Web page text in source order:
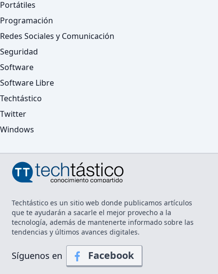
Portátiles
Programación
Redes Sociales y Comunicación
Seguridad
Software
Software Libre
Techtástico
Twitter
Windows
Techtástico es un sitio web donde publicamos artículos
que te ayudarán a sacarle el mejor provecho a la
tecnología, además de mantenerte informado sobre las
tendencias y últimos avances digitales.
Síguenos en Facebook